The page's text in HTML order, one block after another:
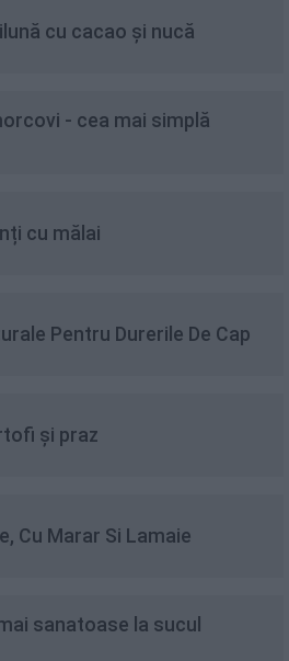
cu cacao și nucă
- cea mai simplă
cu mălai
Pentru Durerile De Cap
și praz
Cu Marar Si Lamaie
sanatoase la sucul